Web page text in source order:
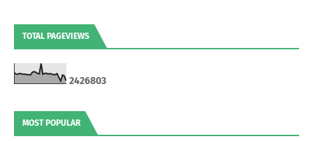
TOTAL PAGEVIEWS
2426803
MOST POPULAR